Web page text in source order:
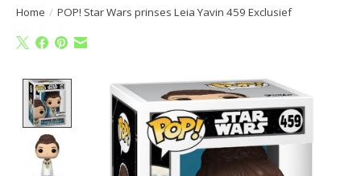
Home / POP! Star Wars prinses Leia Yavin 459 Exclusief
Product image slideshow Items